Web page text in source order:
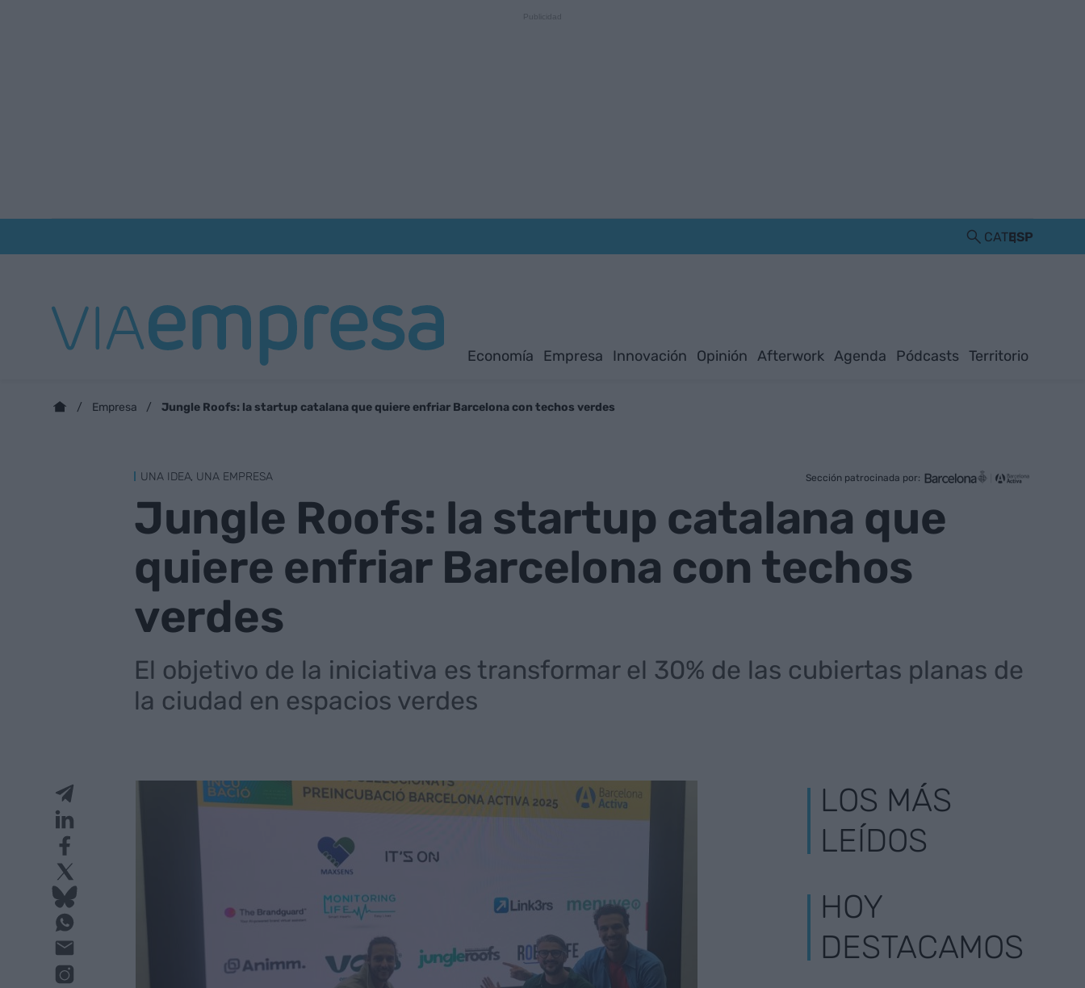
CATESP
Economía Empresa Innovación Opinión Afterwork Agenda Pódcasts Territorio
Empresa Jungle Roofs: la startup catalana que quiere enfriar Barcelona con techos verdes
Sección patrocinada por:
UNA IDEA, UNA EMPRESA
Jungle Roofs: la startup catalana que
quiere enfriar Barcelona con techos
verdes
El objetivo de la iniciativa es transformar el 30% de las cubiertas planas de
la ciudad en espacios verdes
LOS MÁS
LEÍDOS
HOY
DESTACAMOS